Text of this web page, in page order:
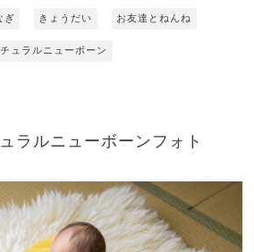
ぎ きょうだい お友達とねんね
ュラルニューボーン
ラルニューボーンフォト